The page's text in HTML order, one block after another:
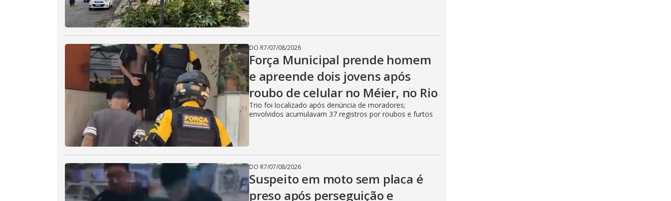
DO R7/07/08/2026
Força Municipal prende homem
e apreende dois jovens após
roubo de celular no Méier, no Rio
Trio foi localizado após denúncia de moradores;
envolvidos acumulavam 37 registros por roubos e furtos
DO R7/07/08/2026
Suspeito em moto sem placa é
preso após perseguição e